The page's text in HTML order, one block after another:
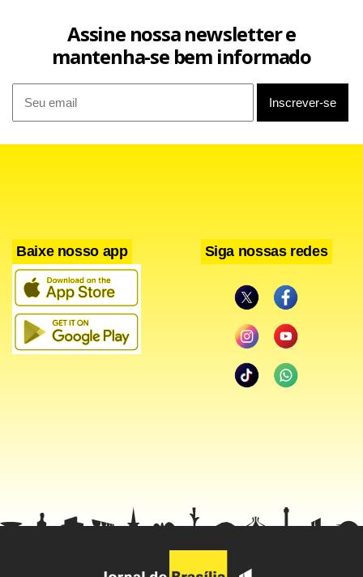
“Tenho uma forte ligação e crença pela política praticada
por Aécio, além de sermos amigos”, também declarou
Cavalcante, em manifestação distribuída por sua
assessoria. “Faço humor político há muitos anos imitando
nossos políticos FHC (Fernando Henrique Cardoso), Lula,
“manifestação artística, engraçada”. “Quando a coisa é feita
respeitosamente e com assinatura, é parte da democracia.
Assine nossa newsletter e
mantenha-se bem informado
Baixe nosso app Siga nossas redes